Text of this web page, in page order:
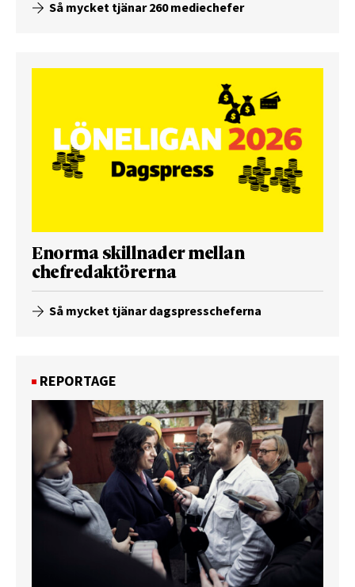
Så mycket tjänar 260 mediechefer
Enorma skillnader mellan
chefredaktörerna
Så mycket tjänar dagspresscheferna
REPORTAGE